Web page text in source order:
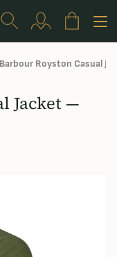
Barbour Royston Casual
Jacket —